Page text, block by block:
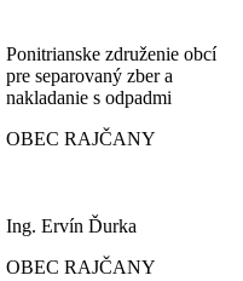
Ponitrianske združenie obcí
pre separovaný zber a
nakladanie s odpadmi
OBEC RAJČANY
Ing. Ervín Ďurka
OBEC RAJČANY